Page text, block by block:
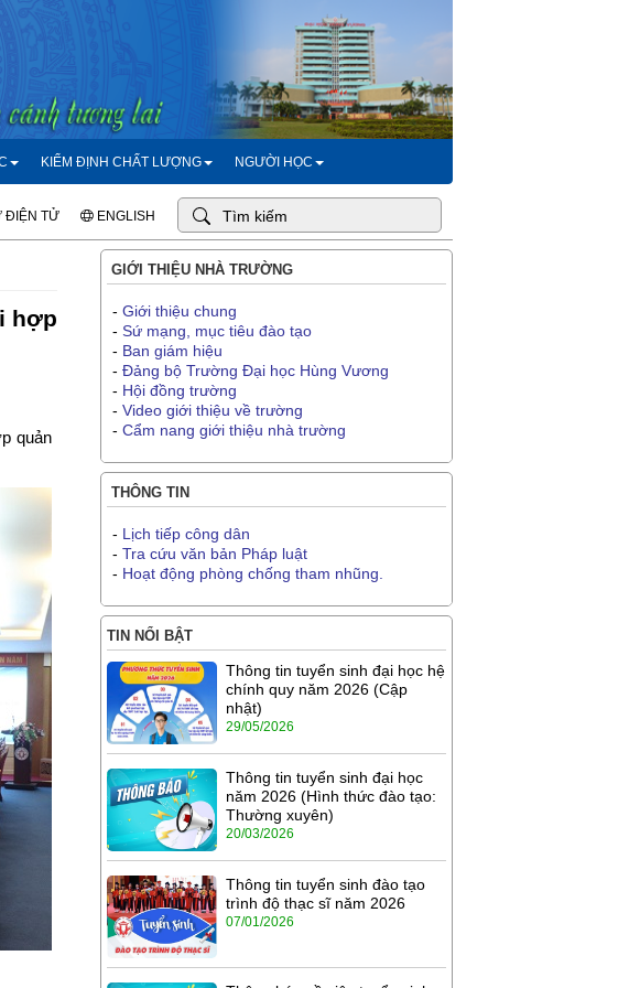
KIỂM ĐỊNH CHẤT LƯỢNG NGƯỜI HỌC
ĐIỆN TỬ ENGLISH
hợp
quản
GIỚI THIỆU NHÀ TRƯỜNG
- Giới thiệu chung
- Sứ mạng, mục tiêu đào tạo
- Ban giám hiệu
- Đảng bộ Trường Đại học Hùng Vương
- Hội đồng trường
- Video giới thiệu về trường
- Cẩm nang giới thiệu nhà trường
THÔNG TIN
- Lịch tiếp công dân
- Tra cứu văn bản Pháp luật
- Hoạt động phòng chống tham nhũng.
TIN NỔI BẬT
Thông tin tuyển sinh đại học hệ
chính quy năm 2026 (Cập
nhật)
29/05/2026
Thông tin tuyển sinh đại học
năm 2026 (Hình thức đào tạo:
Thường xuyên)
20/03/2026
Thông tin tuyển sinh đào tạo
trình độ thạc sĩ năm 2026
07/01/2026